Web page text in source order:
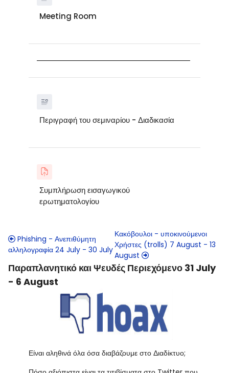
Meeting Room
Περιγραφή του σεμιναρίου - Διαδικασία
Συμπλήρωση εισαγωγικού
ερωτηματολογίου
Phishing - Ανεπιθύμητη
αλληλογραφία 24 July - 30 July
Κακόβουλοι - υποκινούμενοι
Χρήστες (trolls) 7 August - 13
August
Παραπλανητικό και Ψευδές Περιεχόμενο 31 July
- 6 August
Είναι αληθινά όλα όσα διαβάζουμε στο Διαδίκτυο;